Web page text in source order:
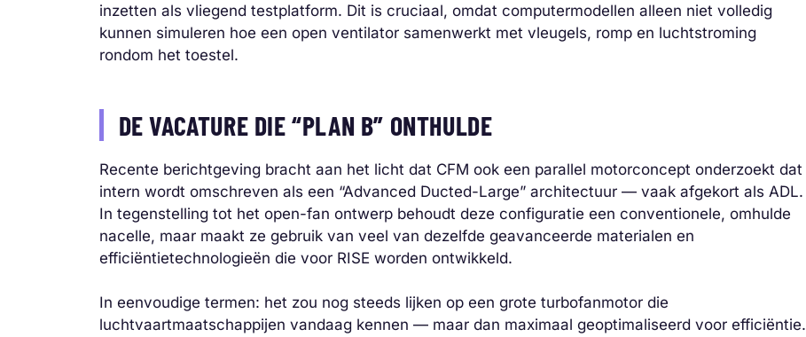
inzetten als vliegend testplatform. Dit is cruciaal, omdat computermodellen alleen niet volledig
kunnen simuleren hoe een open ventilator samenwerkt met vleugels, romp en luchtstroming
rondom het toestel.
DE VACATURE DIE “PLAN B” ONTHULDE
Recente berichtgeving bracht aan het licht dat CFM ook een parallel motorconcept onderzoekt dat
intern wordt omschreven als een “Advanced Ducted-Large” architectuur — vaak afgekort als ADL.
In tegenstelling tot het open-fan ontwerp behoudt deze configuratie een conventionele, omhulde
nacelle, maar maakt ze gebruik van veel van dezelfde geavanceerde materialen en
efficiëntietechnologieën die voor RISE worden ontwikkeld.
In eenvoudige termen: het zou nog steeds lijken op een grote turbofanmotor die
luchtvaartmaatschappijen vandaag kennen — maar dan maximaal geoptimaliseerd voor efficiëntie.